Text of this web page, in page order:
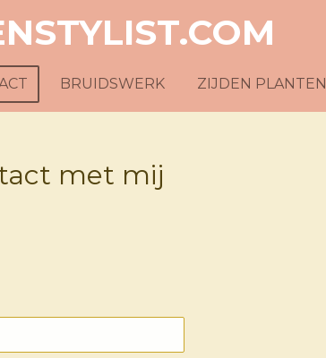
BRUIDSWERK ZIJDEN PLANTEN
met mij